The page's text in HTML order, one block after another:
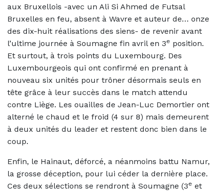
aux Bruxellois -avec un Ali Si Ahmed de Futsal
Bruxelles en feu, absent à Wavre et auteur de… onze
des dix-huit réalisations des siens- de revenir avant
l’ultime journée à Soumagne fin avril en 3e position.
Et surtout, à trois points du Luxembourg. Des
Luxembourgeois qui ont confirmé en prenant à
nouveau six unités pour trôner désormais seuls en
tête grâce à leur succès dans le match attendu
contre Liège. Les ouailles de Jean-Luc Demortier ont
alterné le chaud et le froid (4 sur 8) mais demeurent
à deux unités du leader et restent donc bien dans le
coup.
Enfin, le Hainaut, déforcé, a néanmoins battu Namur,
la grosse déception, pour lui céder la dernière place.
Ces deux sélections se rendront à Soumagne (3e et